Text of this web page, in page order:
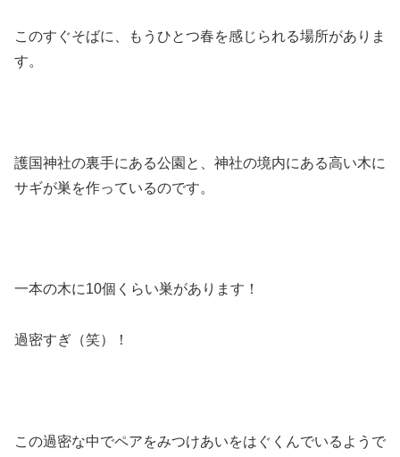
このすぐそばに、もうひとつ春を感じられる場所がありま
す。
護国神社の裏手にある公園と、神社の境内にある高い木に
サギが巣を作っているのです。
一本の木に10個くらい巣があります！
過密すぎ（笑）！
この過密な中でペアをみつけあいをはぐくんでいるようで